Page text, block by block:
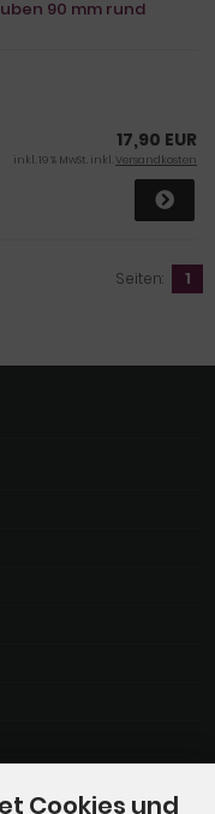
90 mm rund
17,90 EUR
inkl. 19 % MwSt. inkl.Versandkosten
Seiten: 1
Cookies und